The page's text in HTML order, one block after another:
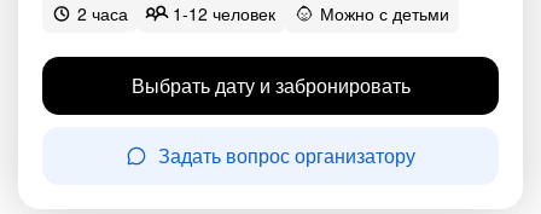
2 часа 1-12 человек Можно с детьми
Выбрать дату и забронировать
Задать вопрос организатору